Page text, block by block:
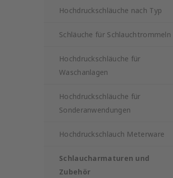
Hochdruckschläuche nach Typ
Schläuche für Schlauchtrommeln
Hochdruckschläuche für
Waschanlagen
Hochdruckschläuche für
Sonderanwendungen
Hochdruckschlauch Meterware
Schlaucharmaturen und
Zubehör